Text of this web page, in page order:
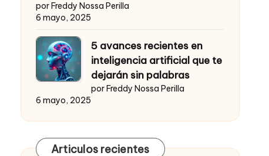
por Freddy Nossa Perilla
6 mayo, 2025
5 avances recientes en
inteligencia artificial que te
dejarán sin palabras
por Freddy Nossa Perilla
6 mayo, 2025
Articulos recientes